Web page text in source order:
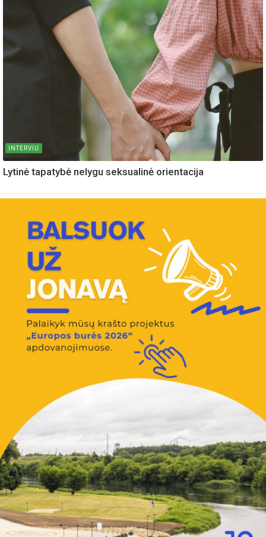
INTERVIU
Lytinė tapatybė nelygu seksualinė orientacija